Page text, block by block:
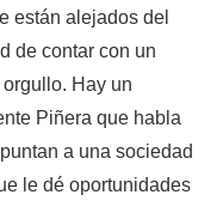
están alejados del
de contar con un
Hay un
Piñera que habla
a una sociedad
le dé oportunidades